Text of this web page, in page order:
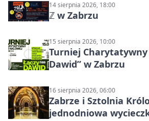
14 sierpnia 2026, 18:00
ℤ w Zabrzu
15 sierpnia 2026, 10:00
Turniej Charytatywny
Dawid” w Zabrzu
16 sierpnia 2026, 06:00
Zabrze i Sztolnia
jednodniowa